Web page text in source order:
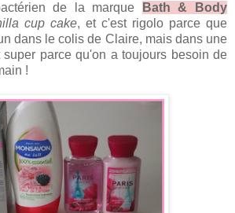
de la marque
Bath & Body
cup cake, et c'est rigolo parce que
dans le colis de Claire, mais dans une
super parce qu'on a toujours besoin de
!